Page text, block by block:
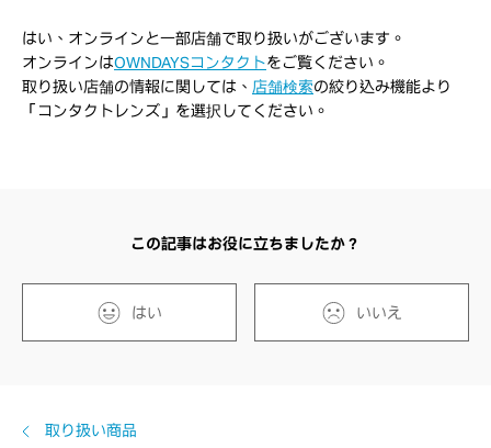
はい、オンラインと一部店舗で取り扱いがございます。
オンラインはOWNDAYSコンタクトをご覧ください。
取り扱い店舗の情報に関しては、 店舗検索の絞り込み機能より
「コンタクトレンズ」を選択してください。
この記事はお役に立ちましたか？
はい いいえ
取り扱い商品